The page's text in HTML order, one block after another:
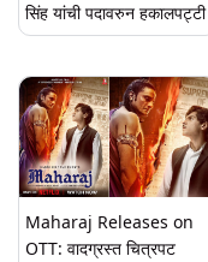
सिंह यांची पदावरुन हकालपट्टी
Maharaj Releases on
OTT: वादग्रस्त चित्रपट